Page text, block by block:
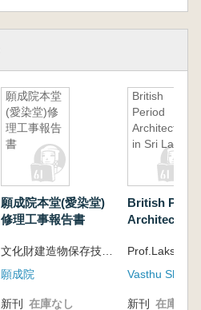
願成院本堂
(愛染堂)修
理工事報告
書
願成院本堂(愛染堂)
修理工事報告書
願成院
新刊 在庫なし
British
Period
Architecture
in Sri Lanka
British
Architecture
Vasthu Shilpa
新刊 在庫なし